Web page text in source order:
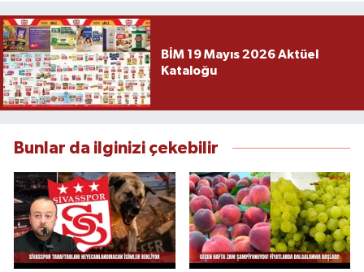
BİM 19 Mayıs 2026 Aktüel
Kataloğu
Bunlar da ilginizi çekebilir